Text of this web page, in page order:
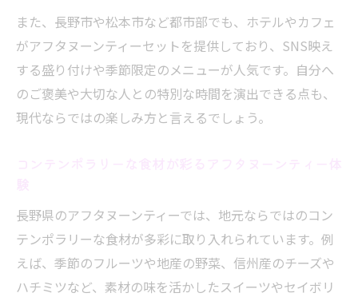
季節を感じる長野県の最新アフタヌーンティー
事情
季節限定アフタヌーンティーで味わう長野
県の魅力
満喫
限定メニューが人気のアフタヌーンティー
スタイル
季節ごとに楽しめるアフタヌーンティーの
また、長野市や松本市など都市部でも、ホテルやカフェ
がアフタヌーンティーセットを提供しており、SNS映え
する盛り付けや季節限定のメニューが人気です。自分へ
のご褒美や大切な人との特別な時間を演出できる点も、
現代ならではの楽しみ方と言えるでしょう。
長野県のアフタヌーンティーでは、地元ならではのコン
テンポラリーな食材が多彩に取り入れられています。例
えば、季節のフルーツや地産の野菜、信州産のチーズや
ハチミツなど、素材の味を活かしたスイーツやセイボリ